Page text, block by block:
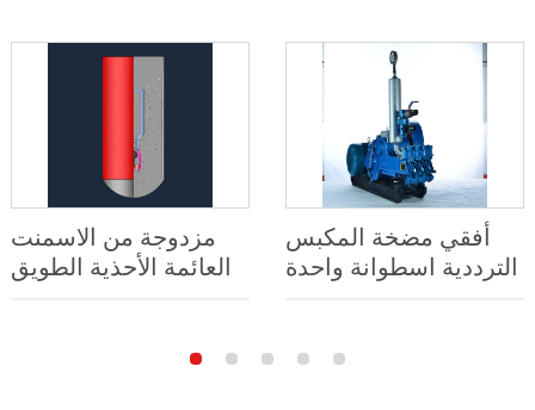
مزدوجة من الاسمنت
العائمة الأحذية الطويق
أفقي مضخة المكبس
الترددية اسطوانة واحدة